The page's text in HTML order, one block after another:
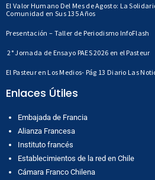
El Valor Humano Del Mes de Agosto: La
Comunidad en Sus 135 Años
Presentación – Taller de Periodismo InfoFlash
2° Jornada de Ensayo PAES 2026 en el Pasteur
El Pasteur en Los Medios- Pág 13 Diario Las
Enlaces Útiles
Embajada de Francia
Alianza Francesa
Instituto francés
Establecimientos de la red en Chile
Cámara Franco Chilena